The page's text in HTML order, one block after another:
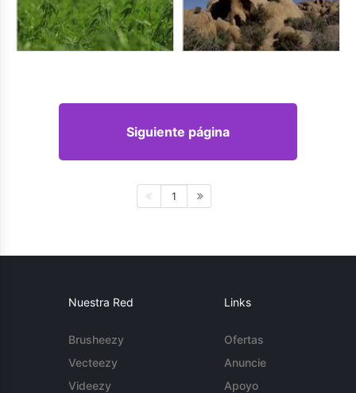
Siguiente página
1
Nuestra Red
Brusheezy
Vecteezy
Videezy
Links
Ofertas
Anuncie
Apoyo